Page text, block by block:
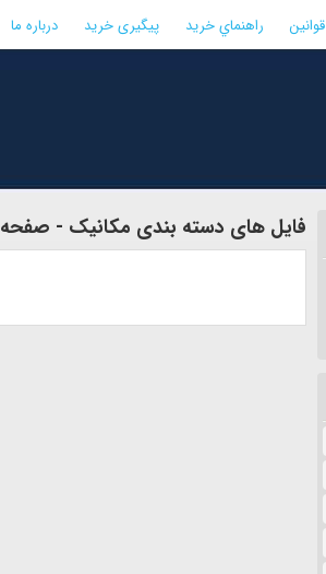
قوانین راهنماي خريد پیگیری خرید درباره ما
فایل های دسته بندی مکانیک - صفحه 1